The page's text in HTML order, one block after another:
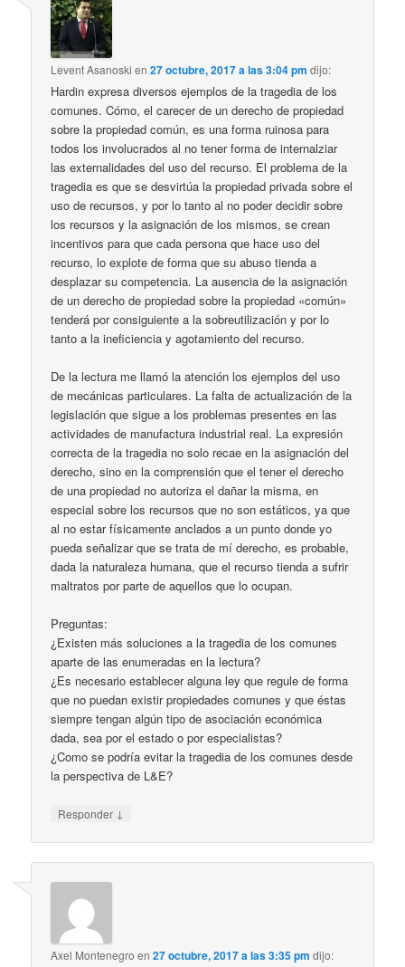
Levent Asanoski en27 octubre, 2017 a las 3:04 pm dijo:
Hardin expresa diversos ejemplos de la tragedia de los
comunes. Cómo, el carecer de un derecho de propiedad
sobre la propiedad común, es una forma ruinosa para
todos los involucrados al no tener forma de internalziar
las externalidades del uso del recurso. El problema de la
tragedia es que se desvirtúa la propiedad privada sobre el
uso de recursos, y por lo tanto al no poder decidir sobre
los recursos y la asignación de los mismos, se crean
incentivos para que cada persona que hace uso del
recurso, lo explote de forma que su abuso tienda a
desplazar su competencia. La ausencia de la asignación
de un derecho de propiedad sobre la propiedad «común»
tenderá por consiguiente a la sobreutilización y por lo
tanto a la ineficiencia y agotamiento del recurso.
De la lectura me llamó la atención los ejemplos del uso
de mecánicas particulares. La falta de actualización de la
legislación que sigue a los problemas presentes en las
actividades de manufactura industrial real. La expresión
correcta de la tragedia no solo recae en la asignación del
derecho, sino en la comprensión que el tener el derecho
de una propiedad no autoriza el dañar la misma, en
especial sobre los recursos que no son estáticos, ya que
al no estar físicamente anclados a un punto donde yo
pueda señalizar que se trata de mí derecho, es probable,
dada la naturaleza humana, que el recurso tienda a sufrir
maltratos por parte de aquellos que lo ocupan.
Preguntas:
¿Existen más soluciones a la tragedia de los comunes
aparte de las enumeradas en la lectura?
¿Es necesario establecer alguna ley que regule de forma
que no puedan existir propiedades comunes y que éstas
siempre tengan algún tipo de asociación económica
dada, sea por el estado o por especialistas?
¿Como se podría evitar la tragedia de los comunes desde
la perspectiva de L&E?
Responder ↓
Axel Montenegro en27 octubre, 2017 a las 3:35 pm dijo: